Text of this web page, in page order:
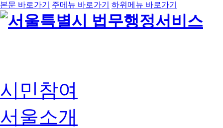
본문 바로가기 주메뉴 바로가기 하위메뉴 바로가기
시민참여
서울소개